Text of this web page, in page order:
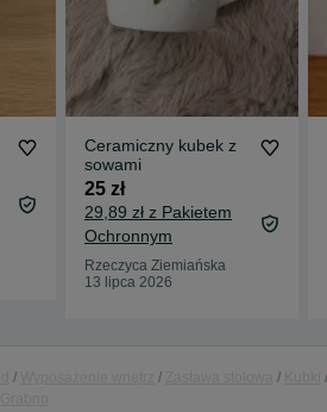
Ceramiczny kubek z
sowami
25 zł
29,89 zł z Pakietem
Ochronnym
Rzeczyca Ziemiańska
13 lipca 2026